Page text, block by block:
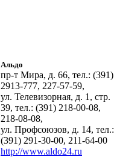
Альдо
пр-т Мира, д. 66, тел.: (391)
2913-777, 227-57-59,
ул. Телевизорная, д. 1, стр.
39, тел.: (391) 218-00-08,
218-08-08,
ул. Профсоюзов, д. 14, тел.:
(391) 291-30-00, 211-64-00
http://www.aldo24.ru